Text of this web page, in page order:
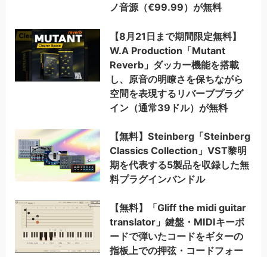
ノ音源（€99.99）が無料
【8月21日まで期間限定無料】
W.A Production「Mutant
Reverb」ダッカー機能を搭載
し、原音の明瞭さを保ちながら
空間を表現するリバーブプラグ
イン（通常39ドル）が無料
【無料】Steinberg「Steinberg
Classics Collection」VST黎明
期を代表する5製品を収録した無
料プラグインバンドル
【無料】「Gliff the midi guitar
translator」鍵盤・MIDIキーボ
ードで弾いたコードをギターの
指板上での押弦・コードフォー